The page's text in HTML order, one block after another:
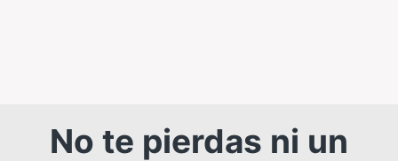
No te pierdas ni un